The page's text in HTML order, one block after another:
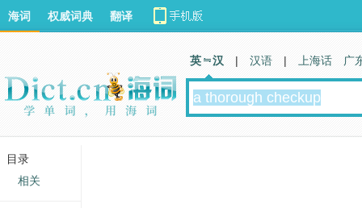
海词 权威词典 翻译
英 汉 | 汉语 | 上海话 广
目录
相关